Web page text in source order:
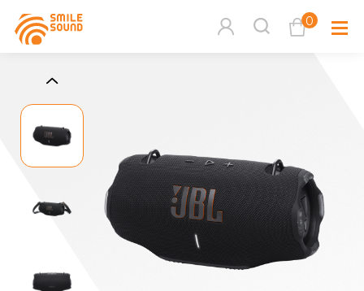
0
請選擇商品分類
請選擇分類
多媒體
家用音